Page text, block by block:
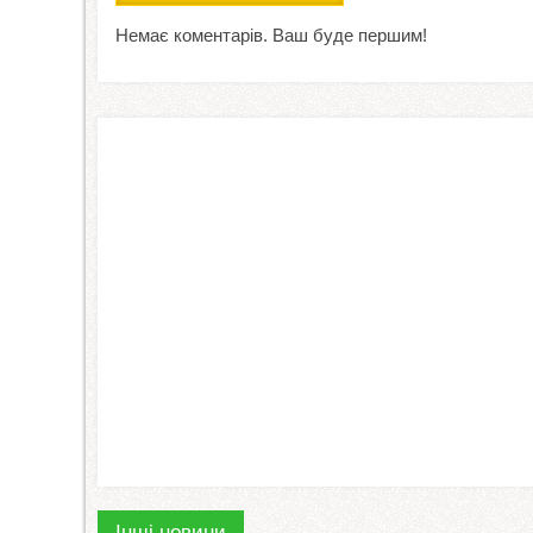
Немає коментарів. Ваш буде першим!